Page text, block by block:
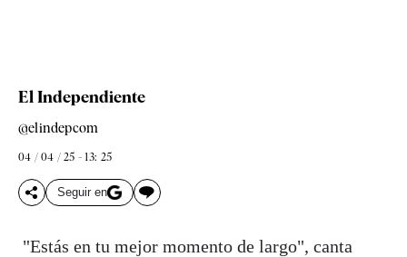
El Independiente
@elindepcom
04 / 04 / 25 - 13: 25
Seguir en
"Estás en tu mejor momento de largo", canta